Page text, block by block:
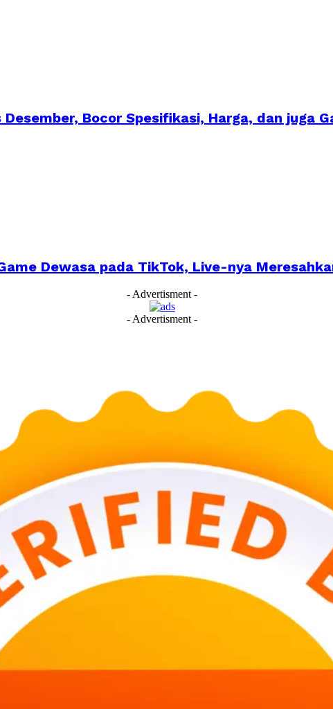
Bocor Spesifikasi, Harga, dan juga
Dewasa pada TikTok, Live-nya
- Advertisment -
- Advertisment -